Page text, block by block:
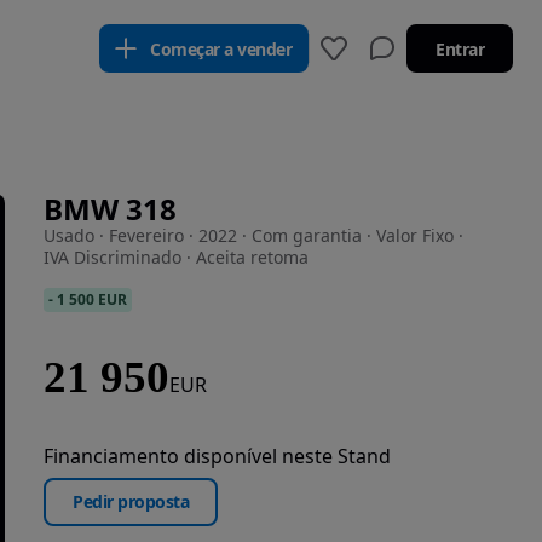
Começar a vender Entrar
BMW 318
Usado · Fevereiro · 2022 · Com garantia · Valor Fixo ·
IVA Discriminado · Aceita retoma
- 1 500 EUR
21 950EUR
Financiamento disponível neste Stand
Pedir proposta